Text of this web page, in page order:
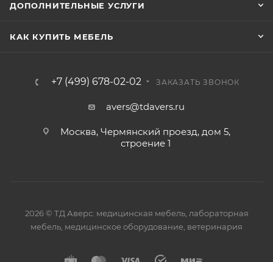
ДОПОЛНИТЕЛЬНЫЕ УСЛУГИ
КАК КУПИТЬ МЕБЕЛЬ
+7 (499) 678-02-02 ЗАКАЗАТЬ ЗВОНОК
avers@tdavers.ru
Москва, Чермянский проезд, дом 5,
строение 1
2026 © ТД Аверс: медицинская мебель, лабораторная
мебель, медицинское оборудование, ветеринария